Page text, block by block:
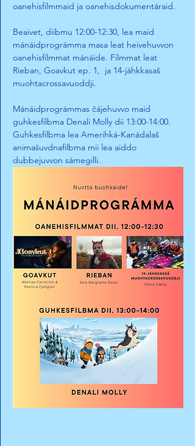
oanehisfilmmaid ja oanehisdokumentáraid.
Beaivet, diibmu 12:00-12:30, lea maid
mánáidprográmma masa leat heivehuvvon
oanehisfilmmat mánáide. Filmmat leat
Rieban, Goavkut ep. 1,  ja 14-jáhkkasaš
muohtacrossavuoddji.
Mánáidprográmmas čájehuvvo maid
guhkesfilbma Denali Molly dii 13:00-14:00.
Guhkesfilbma lea Amerihká-Kanádalaš
animašuvdnafilbma mii lea aiddo
dubbejuvvon sámegilli.